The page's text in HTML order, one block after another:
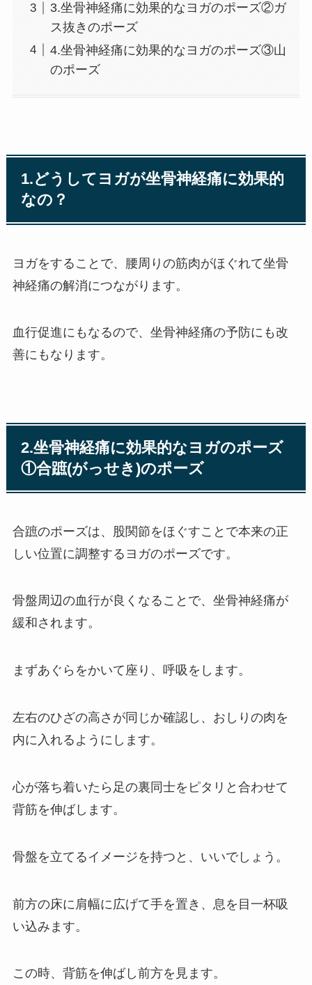
3.坐骨神経痛に効果的なヨガのポーズ②ガ
ス抜きのポーズ
4.坐骨神経痛に効果的なヨガのポーズ③山
のポーズ
1.どうしてヨガが坐骨神経痛に効果的
なの？
ヨガをすることで、腰周りの筋肉がほぐれて坐骨
神経痛の解消につながります。
血行促進にもなるので、坐骨神経痛の予防にも改
善にもなります。
2.坐骨神経痛に効果的なヨガのポーズ
①合蹠(がっせき)のポーズ
合蹠のポーズは、股関節をほぐすことで本来の正
しい位置に調整するヨガのポーズです。
骨盤周辺の血行が良くなることで、坐骨神経痛が
緩和されます。
まずあぐらをかいて座り、呼吸をします。
左右のひざの高さが同じか確認し、おしりの肉を
内に入れるようにします。
心が落ち着いたら足の裏同士をピタリと合わせて
背筋を伸ばします。
骨盤を立てるイメージを持つと、いいでしょう。
前方の床に肩幅に広げて手を置き、息を目一杯吸
い込みます。
この時、背筋を伸ばし前方を見ます。